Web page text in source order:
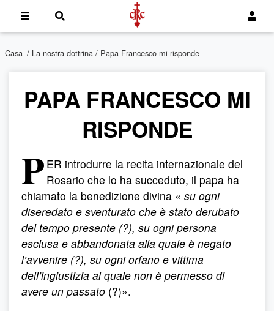
Casa / La nostra dottrina / Papa Francesco mi risponde
PAPA FRANCESCO MI
RISPONDE
P ER introdurre la recita internazionale del
Rosario che lo ha succeduto, il papa ha
chiamato la benedizione divina « su ogni
diseredato e sventurato che è stato derubato
del tempo presente (?), su ogni persona
esclusa e abbandonata alla quale è negato
l’avvenire (?), su ogni orfano e vittima
dell’ingiustizia al quale non è permesso di
avere un passato (?)».